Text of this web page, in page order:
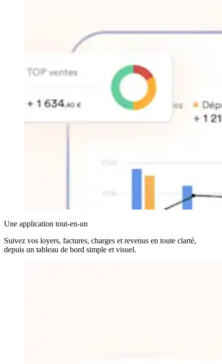
Une application tout-en-un
Suivez vos loyers, factures, charges et revenus en toute clarté,
depuis un tableau de bord simple et visuel.